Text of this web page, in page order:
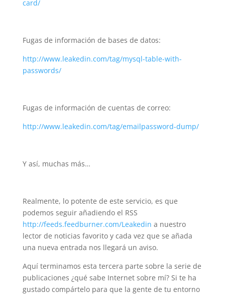
card/
Fugas de información de bases de datos:
http://www.leakedin.com/tag/mysql-table-with-
passwords/
Fugas de información de cuentas de correo:
http://www.leakedin.com/tag/emailpassword-dump/
Y así, muchas más…
Realmente, lo potente de este servicio, es que
podemos seguir añadiendo el RSS
http://feeds.feedburner.com/Leakedin a nuestro
lector de noticias favorito y cada vez que se añada
una nueva entrada nos llegará un aviso.
Aquí terminamos esta tercera parte sobre la serie de
publicaciones ¿qué sabe Internet sobre mí? Si te ha
gustado compártelo para que la gente de tu entorno